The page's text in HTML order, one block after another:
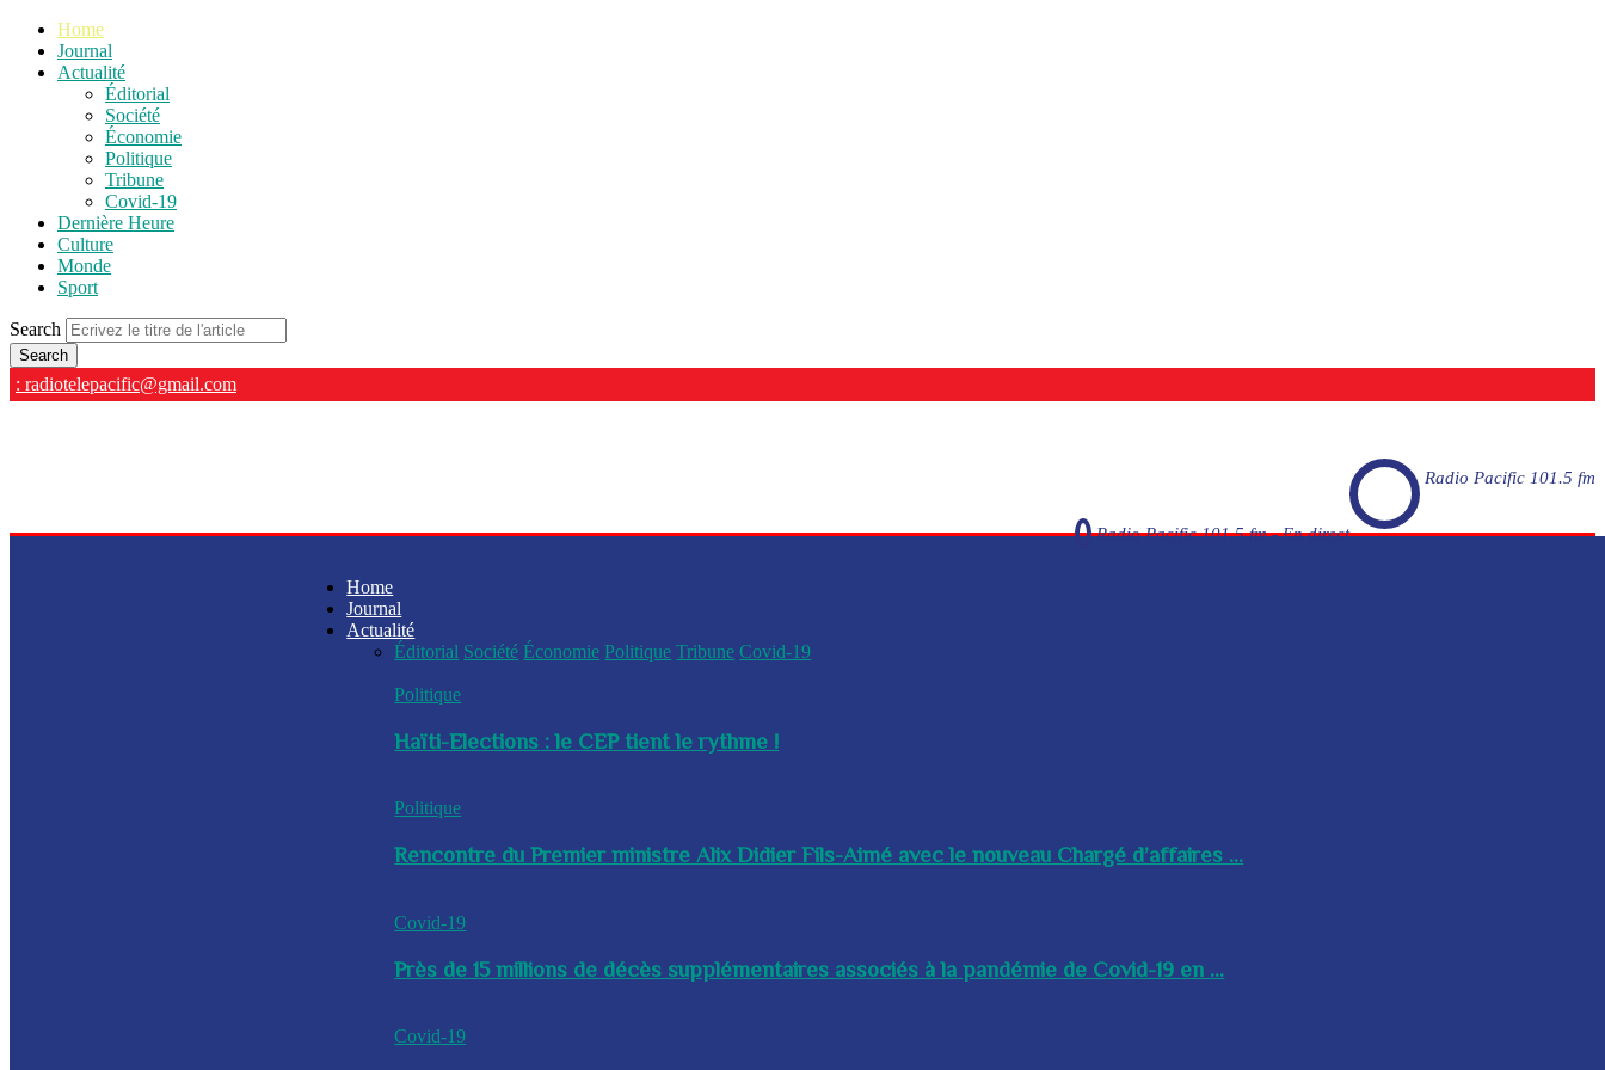
Home
Journal
Actualité
Éditorial
Société
Économie
Politique
Tribune
Covid-19
Dernière Heure
Culture
Monde
Sport
Search
: radiotelepacific@gmail.com
Radio Pacific 101.5 fm
Radio Pacific 101.5 fm - En direct
Home
Journal
Actualité
Éditorial Société Économie Politique Tribune Covid-19
Politique
Haïti-Elections : le CEP tient le rythme !
Politique
Rencontre du Premier ministre Alix Didier Fils-Aimé avec le nouveau Chargé d’affaires ...
Covid-19
Près de 15 millions de décès supplémentaires associés à la pandémie de Covid-19 en ...
Covid-19